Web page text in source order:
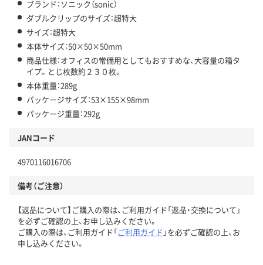
ブランド：ソニック（sonic）
ダブルクリップのサイズ：超特大
サイズ：超特大
本体サイズ：50×50×50mm
商品仕様：オフィスの常備用としてもおすすめな、大容量の箱タ
イプ。とじ枚数約２３０枚。
本体重量：289g
パッケージサイズ：53×155×98mm
パッケージ重量：292g
JANコード
4970116016706
備考（ご注意）
【返品について】ご購入の際は、ご利用ガイド「返品・交換について」
を必ずご確認の上、お申し込みください。
ご購入の際は、ご利用ガイド「ご利用ガイド 」を必ずご確認の上、お
申し込みください。